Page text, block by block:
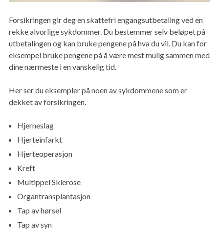
Forsikringen gir deg en skattefri engangsutbetaling ved en
rekke alvorlige sykdommer. Du bestemmer selv beløpet på
utbetalingen og kan bruke pengene på hva du vil. Du kan for
eksempel bruke pengene på å være mest mulig sammen med
dine nærmeste i en vanskelig tid.
Her ser du eksempler på noen av sykdommene som er
dekket av forsikringen.
Hjerneslag
Hjerteinfarkt
Hjerteoperasjon
Kreft
Multippel Sklerose
Organtransplantasjon
Tap av hørsel
Tap av syn